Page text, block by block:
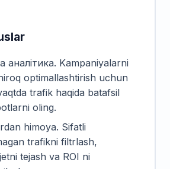
аналітика. Kampaniyalarni
optimallashtirish uchun
trafik haqida batafsil
oling.
himoya. Sifatli
trafikni filtrlash,
tejash va ROI ni